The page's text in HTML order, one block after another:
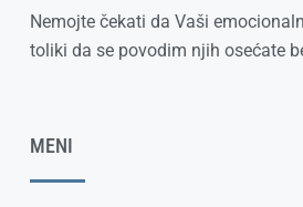
Nemojte čekati da Vaši
toliki da se povodim njih osećate
MENI